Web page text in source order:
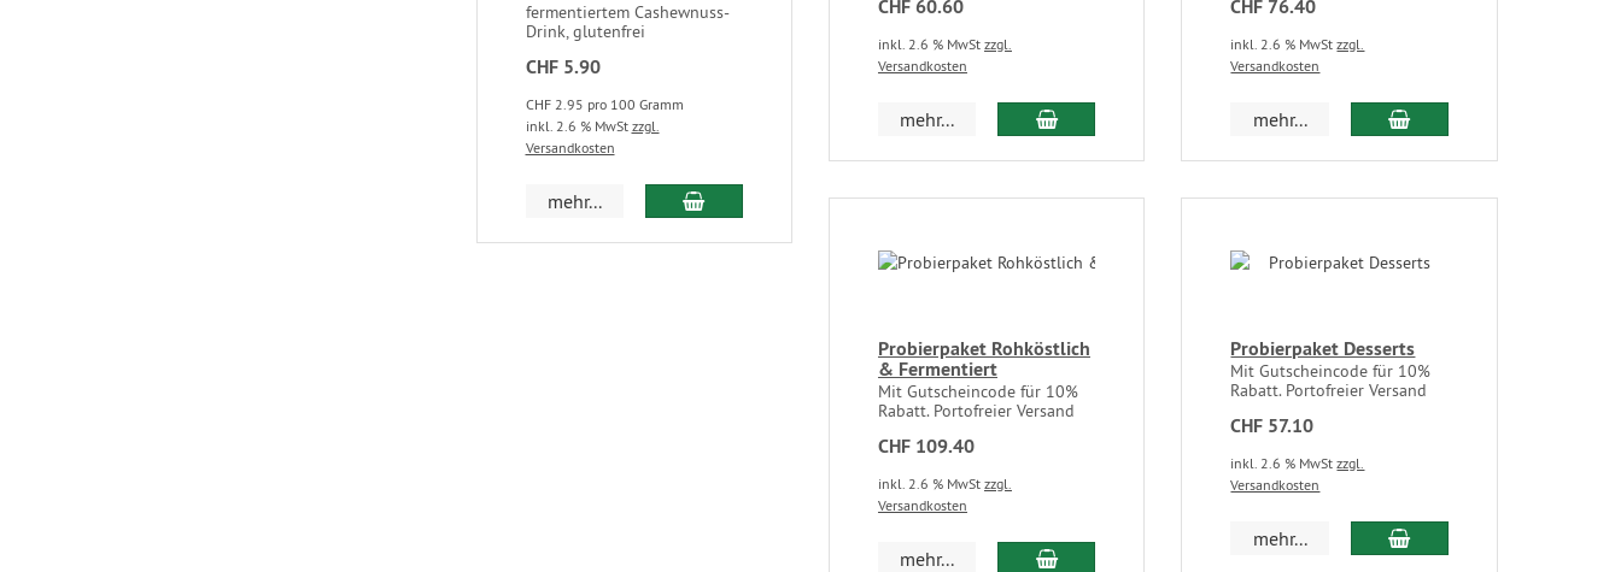
fermentiertem Cashewnuss-
Drink, glutenfrei
CHF 5.90
CHF 2.95 pro 100 Gramm
inkl. 2.6 % MwSt zzgl.
Versandkosten
mehr...
CHF 60.60
inkl. 2.6 % MwSt zzgl.
Versandkosten
mehr...
CHF 76.40
inkl. 2.6 % MwStzzgl.
Versandkosten
mehr...
Probierpaket Rohköstlich
& Fermentiert
Mit Gutscheincode für 10%
Rabatt. Portofreier Versand
CHF 109.40
inkl. 2.6 % MwSt zzgl.
Versandkosten
mehr...
Probierpaket Desserts
Mit Gutscheincode für 10%
Rabatt. Portofreier Versand
CHF 57.10
inkl. 2.6 % MwStzzgl.
Versandkosten
mehr...